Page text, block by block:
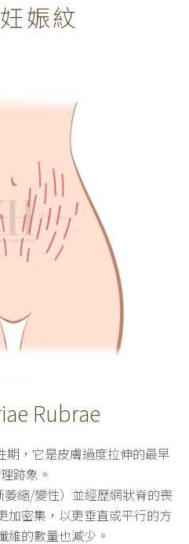
娠紋
Rubrae
期，它是皮膚過度拉伸的最早
跡象。
縮/變性）並經歷網狀脊的喪
加密集，以更垂直或平行的方
維的數量也減少。